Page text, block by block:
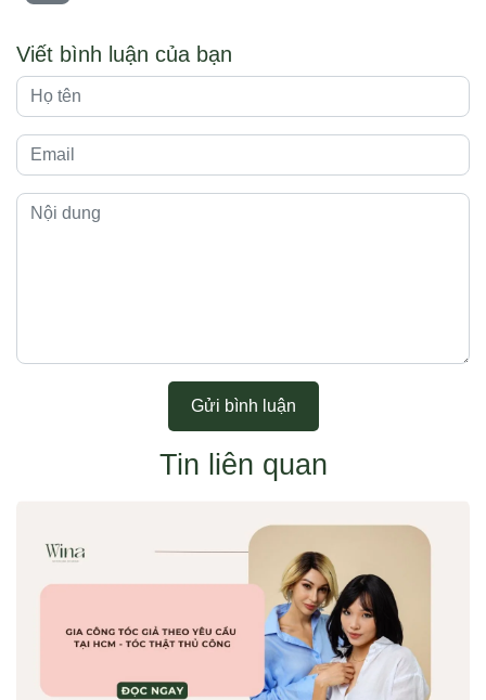
Viết bình luận của bạn
Gửi bình luận
Tin liên quan